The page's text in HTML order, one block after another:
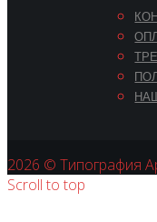
2026 © Типография
Scroll to top